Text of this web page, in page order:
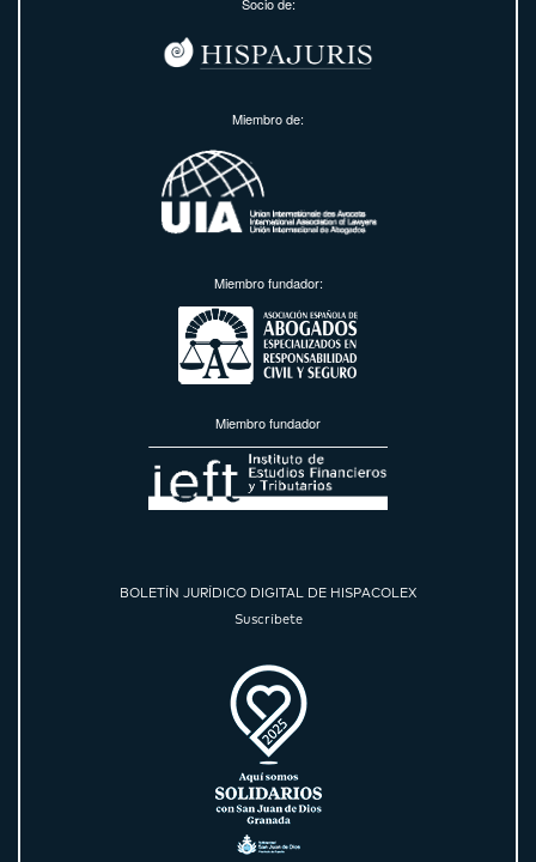
Miembro de:
Miembro fundador:
Miembro fundador
BOLETÍN JURÍDICO DIGITAL DE HISPACOLEX
Suscríbete